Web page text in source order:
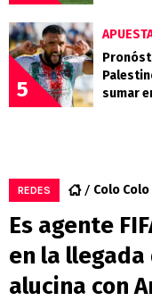
5
sumar
REDES Colo Colo
Es agente
en la llegada
alucina con